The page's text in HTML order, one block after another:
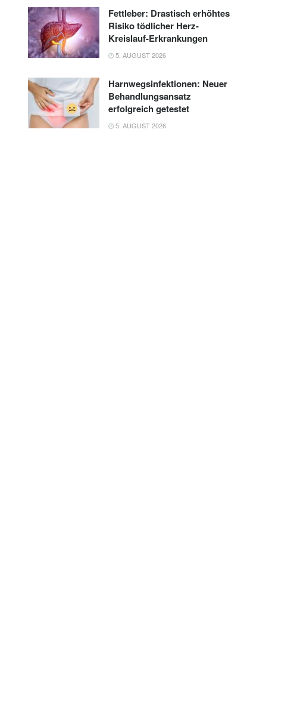
Fettleber: Drastisch erhöhtes
Risiko tödlicher Herz-
Kreislauf-Erkrankungen
5. AUGUST 2026
Harnwegsinfektionen: Neuer
Behandlungsansatz
erfolgreich getestet
5. AUGUST 2026